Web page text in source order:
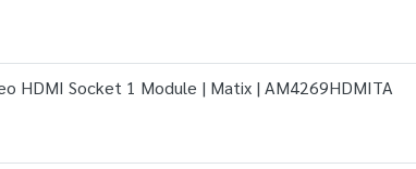
HDMI Socket 1 Module | Matix | AM4269HDMITA